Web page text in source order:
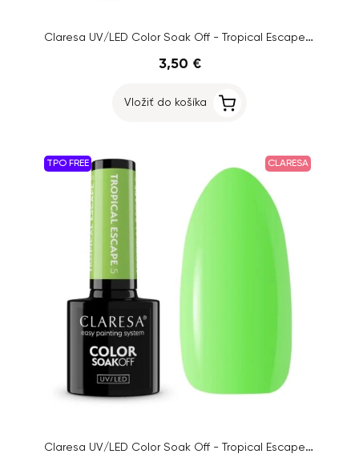
Claresa UV/LED Color Soak Off - Tropical Escape 3, 5g
3,50 €
Vložiť do košíka
TPO FREE CLARESA
Claresa UV/LED Color Soak Off - Tropical Escape 5, 5g